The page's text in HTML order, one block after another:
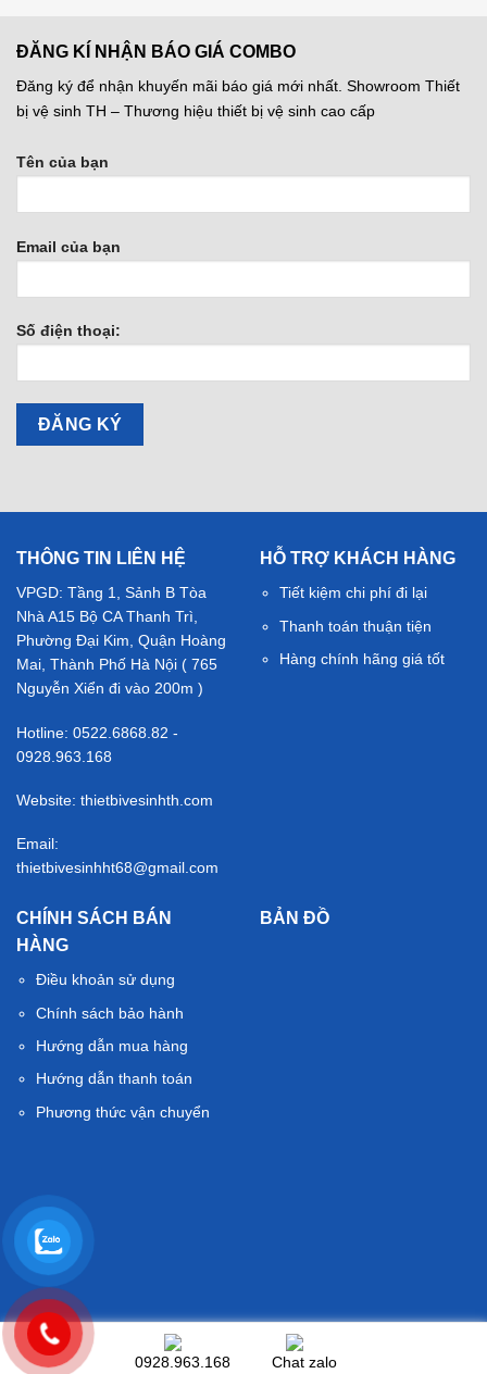
ĐĂNG KÍ NHẬN BÁO GIÁ COMBO
Đăng ký để nhận khuyến mãi báo giá mới nhất. Showroom Thiết
bị vệ sinh TH – Thương hiệu thiết bị vệ sinh cao cấp
Tên của bạn
Email của bạn
Số điện thoại:
THÔNG TIN LIÊN HỆ
VPGD: Tầng 1, Sảnh B Tòa
Nhà A15 Bộ CA Thanh Trì,
Phường Đại Kim, Quận Hoàng
Mai, Thành Phố Hà Nội ( 765
Nguyễn Xiển đi vào 200m )
Hotline: 0522.6868.82 -
0928.963.168
Website: thietbivesinhth.com
Email:
thietbivesinhht68@gmail.com
HỖ TRỢ KHÁCH HÀNG
Tiết kiệm chi phí đi lại
Thanh toán thuận tiện
Hàng chính hãng giá tốt
CHÍNH SÁCH BÁN
HÀNG
Điều khoản sử dụng
Chính sách bảo hành
Hướng dẫn mua hàng
Hướng dẫn thanh toán
Phương thức vận chuyển
BẢN ĐỒ
© Thietbivesinhth.com. All rights reserved
0928.963.168 Chat zalo